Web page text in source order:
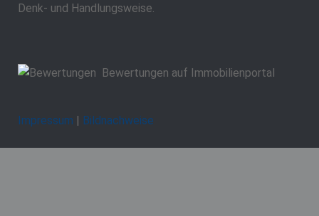
Denk- und Handlungsweise.
Bewertungen auf Immobilienportal
Impressum | Bildnachweise